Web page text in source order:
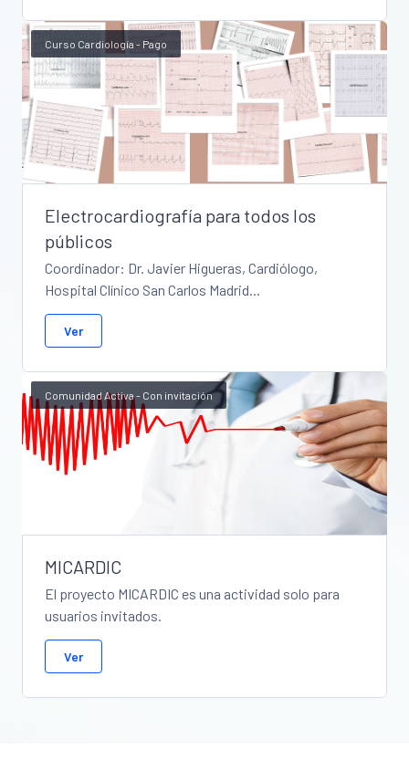
Curso Cardiología - Pago
Electrocardiografía para todos los
públicos
Coordinador: Dr. Javier Higueras, Cardiólogo,
Hospital Clínico San Carlos Madrid...
Ver
Comunidad Activa - Con invitación
MICARDIC
El proyecto MICARDIC es una actividad solo para
usuarios invitados.
Ver